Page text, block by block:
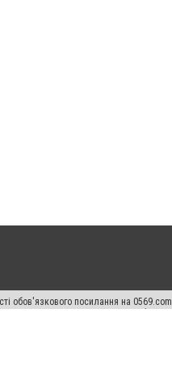
обов'язкового посилання на
виняткових прав